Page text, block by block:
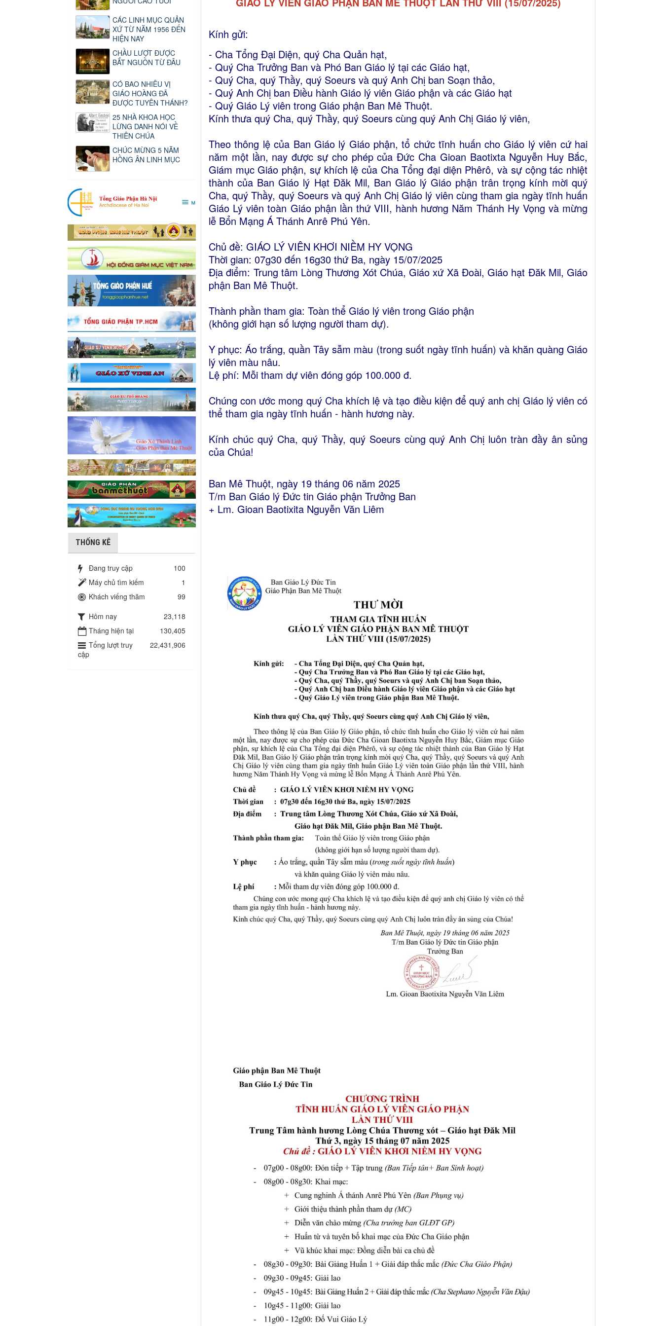
Kính gửi:
- Cha Tổng Đại Diện, quý Cha Quản hạt,
- Quý Cha Trưởng Ban và Phó Ban Giáo lý tại các Giáo hạt,
- Quý Cha, quý Thầy, quý Soeurs và quý Anh Chị ban Soạn thảo,
- Quý Anh Chị ban Điều hành Giáo lý viên Giáo phận và các Giáo hạt
- Quý Giáo Lý viên trong Giáo phận Ban Mê Thuột.
Kính thưa quý Cha, quý Thầy, quý Soeurs cùng quý Anh Chị Giáo lý viên,
Theo thông lệ của Ban Giáo lý Giáo phận, tổ chức tĩnh huấn cho Giáo lý viên cứ hai
năm một lần, nay được sự cho phép của Đức Cha Gioan Baotixta Nguyễn Huy Bắc,
Giám mục Giáo phận, sự khích lệ của Cha Tổng đại diện Phêrô, và sự cộng tác nhiệt
thành của Ban Giáo lý Hạt Đăk Mil, Ban Giáo lý Giáo phận trân trọng kính mời quý
Cha, quý Thầy, quý Soeurs và quý Anh Chị Giáo lý viên cùng tham gia ngày tĩnh huấn
Giáo Lý viên toàn Giáo phận lần thứ VIII, hành hương Năm Thánh Hy Vọng và mừng
lễ Bổn Mạng Á Thánh Anrê Phú Yên.
Chủ đề: GIÁO LÝ VIÊN KHƠI NIỀM HY VỌNG
Thời gian: 07g30 đến 16g30 thứ Ba, ngày 15/07/2025
Địa điểm: Trung tâm Lòng Thương Xót Chúa, Giáo xứ Xã Đoài, Giáo hạt Đăk Mil, Giáo
phận Ban Mê Thuột.
Thành phần tham gia: Toàn thể Giáo lý viên trong Giáo phận
(không giới hạn số lượng người tham dự).
Y phục: Áo trắng, quần Tây sẫm màu (trong suốt ngày tĩnh huấn) và khăn quàng Giáo
lý viên màu nâu.
Lệ phí: Mỗi tham dự viên đóng góp 100.000 đ.
Chúng con ước mong quý Cha khích lệ và tạo điều kiện để quý anh chị Giáo lý viên có
thể tham gia ngày tĩnh huấn - hành hương này.
Kính chúc quý Cha, quý Thầy, quý Soeurs cùng quý Anh Chị luôn tràn đầy ân sủng
của Chúa!
Ban Mê Thuột, ngày 19 tháng 06 năm 2025
T/m Ban Giáo lý Đức tin Giáo phận Trưởng Ban
+ Lm. Gioan Baotixita Nguyễn Văn Liêm
CÁC LINH MỤC QUẢN
XỨ TỪ NĂM 1956 ĐẾN
HIỆN NAY
CHẦU LƯỢT ĐƯỢC
BẮT NGUỒN TỪ ĐÂU
CÓ BAO NHIÊU VỊ
GIÁO HOÀNG ĐÃ
ĐƯỢC TUYÊN THÁNH?
25 NHÀ KHOA HỌC
LỪNG DANH NÓI VỀ
THIÊN CHÚA
CHÚC MỪNG 5 NĂM
HỒNG ÂN LINH MỤC
THỐNG KÊ
Đang truy cập
100
Máy chủ tìm kiếm
1
Khách viếng thăm
99
Hôm nay
23,118
Tháng hiện tại
130,405
Tổng lượt truy
cập
22,431,906